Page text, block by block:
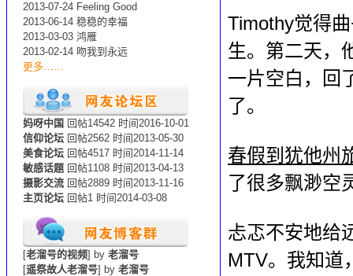
2013-07-24 Feeling Good
2013-06-14 稳稳的幸福
2013-03-03 鸿雁
2013-02-14 吻我到永远
更多……
妈呀中国 回帖14542 时间2016-10-01
信仰论坛 回帖2562 时间2013-05-30
美食论坛 回帖4517 时间2014-11-14
敏感话题 回帖1108 时间2013-04-13
摄影交流 回帖2889 时间2013-11-16
主页论坛 回帖1 时间2014-03-08
[老溜号的视频] by 老溜号
[遥祭故人老溜号] by 老溜号
Timothy觉得
生。第二天，
一片空白，回
了。
春假到犹他州
了很多飘渺空
忐忑不安地给
MTV。我知道